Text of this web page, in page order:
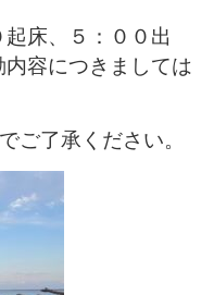
床、５：００出
容につきましては
ご了承ください。